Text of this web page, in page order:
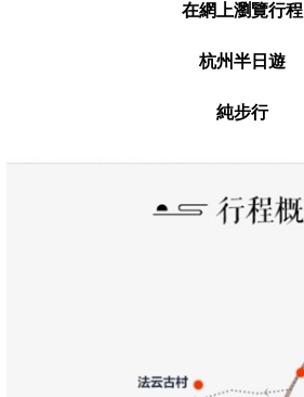
在網上瀏覽行程
杭州半日遊
純步行